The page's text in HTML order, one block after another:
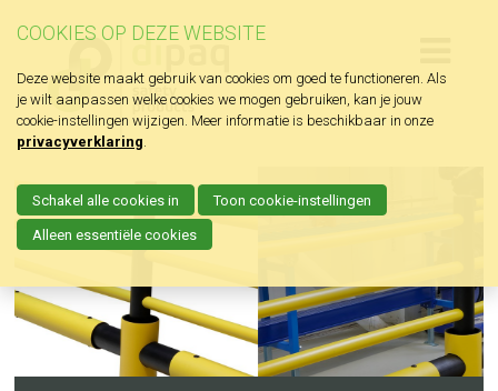
COOKIES OP DEZE WEBSITE
Deze website maakt gebruik van cookies om goed te functioneren. Als
je wilt aanpassen welke cookies we mogen gebruiken, kan je jouw
cookie-instellingen wijzigen. Meer informatie is beschikbaar in onze
privacyverklaring.
Schakel alle cookies in Toon cookie-instellingen
Alleen essentiële cookies